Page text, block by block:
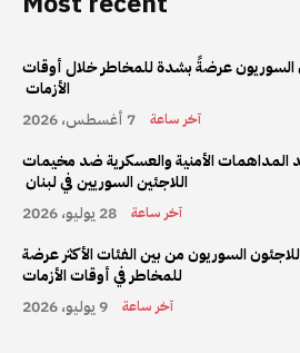
السوريون عرضةً بشدة للمخاطر خلال أوقات
الأزمات
آخر ساعة
7 أغسطس، 2026
الأمنية والعسكرية ضد مخيمات
اللاجئين السوريين في لبنان
آخر ساعة
28 يوليو، 2026
السوريون من بين الفئات الأكثر عرضة
للمخاطر في أوقات الأزمات
آخر ساعة 9 يوليو، 2026